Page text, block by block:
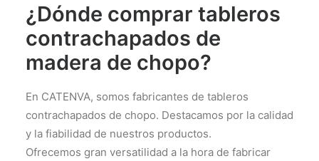
¿Dónde comprar tableros
contrachapados de
madera de chopo?
En CATENVA, somos fabricantes de tableros
contrachapados de chopo. Destacamos por la calidad
y la fiabilidad de nuestros productos.
Ofrecemos gran versatilidad a la hora de fabricar